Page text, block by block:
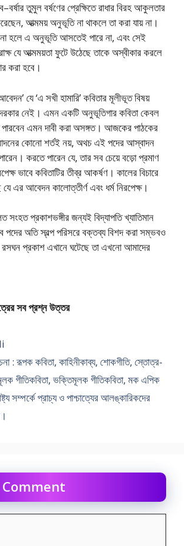
তুমুল বর্ষণের প্রেক্ষিতে রাধার বিরহ আকুলতার
আত্মময় অনুভূতি না থাকলে তা করা যায় না।
না হলে এ অনুভূতি আসতেই পারে না, এবং সেই
যে আত্মময়তা ফুটে উঠেছে তাকে অস্বীকার করলে
করা হবে।
যে ‘এ সখী হামারি’ কবিতার মূলীভূত বিষয়
দরকার নেই। এমন একটি অনুভূতিগার কবিতা কেবল
এমন দাবী করা অসঙ্গত। আজকের পাঠকের
কোনো শর্তই নয়, অথচ এই পদের আস্বাদন
করতে পারেন যে, তার সব চেয়ে বড়ো প্রমাণ
ভাবে কবিতাটির তীব্র আকর্ষণ। কালের বিচারে
যে এর আবেদন কালোত্তীর্ণ এবং ধর্ম নিরপেক্ষ।
সংহত প্রকাশভঙ্গীর জন্যই বিদ্যাপতি খ্যাতিমান
পদের অতি স্বল্প পরিসরে বক্তব্য বিশদ করা সম্ভবও
প্রকাশ এখানে ঘটেছে তা এখনো আমাদের
সব প্রশ্ন উত্তর
: রূপক কবিতা, কাহিনীকাব্য, শোকগীতি, স্তোত্র-
গীতিকবিতা, ভক্তিমূলক গীতিকবিতা, মক এপিক
সম্পর্কে প্রাচ্য ও পাশ্চাত্যের আলঙ্কারিকদের
Comment